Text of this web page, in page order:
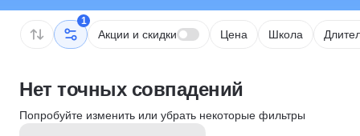
1
Акции и скидки Цена Школа
Нет точных совпадений
Попробуйте изменить или убрать некоторые фильтры